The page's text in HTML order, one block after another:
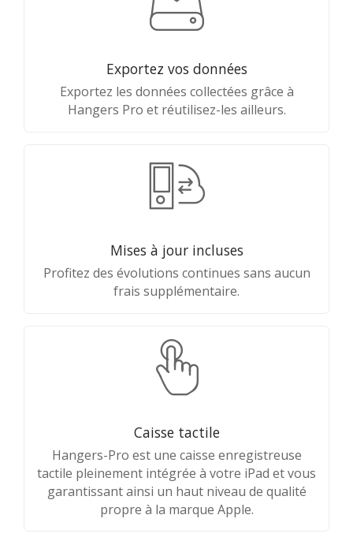
Exportez vos données
Exportez les données collectées grâce à
Hangers Pro et réutilisez-les ailleurs.
Mises à jour incluses
Profitez des évolutions continues sans aucun
frais supplémentaire.
Caisse tactile
Hangers-Pro est une caisse enregistreuse
tactile pleinement intégrée à votre iPad et vous
garantissant ainsi un haut niveau de qualité
propre à la marque Apple.